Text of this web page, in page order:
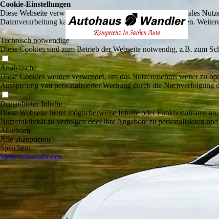
Cookie-Einstellungen
Diese Webseite verwendet Cookies, um Besuchern ein optimales
Datenverarbeitung kann dann auch in einem Drittland erfolgen.
Technisch notwendige
Diese Cookies sind zum Betrieb der Webseite notwendig, z.B. zum
Analytische
Diese Cookies werden verwendet, um das Nutzererlebnis weiter zu
Ausspielung von personalisierter Werbung durch die Nachverfolgung
Drittanbieter-Inhalte
Diese Webseite bietet möglicherweise Inhalte oder Funktionalitäten
Nutzeraktivität zu verfolgen oder ihre Angebote zu personalisieren
Ablehnen
Alle akzeptieren
Speichern
Mehr Informationen